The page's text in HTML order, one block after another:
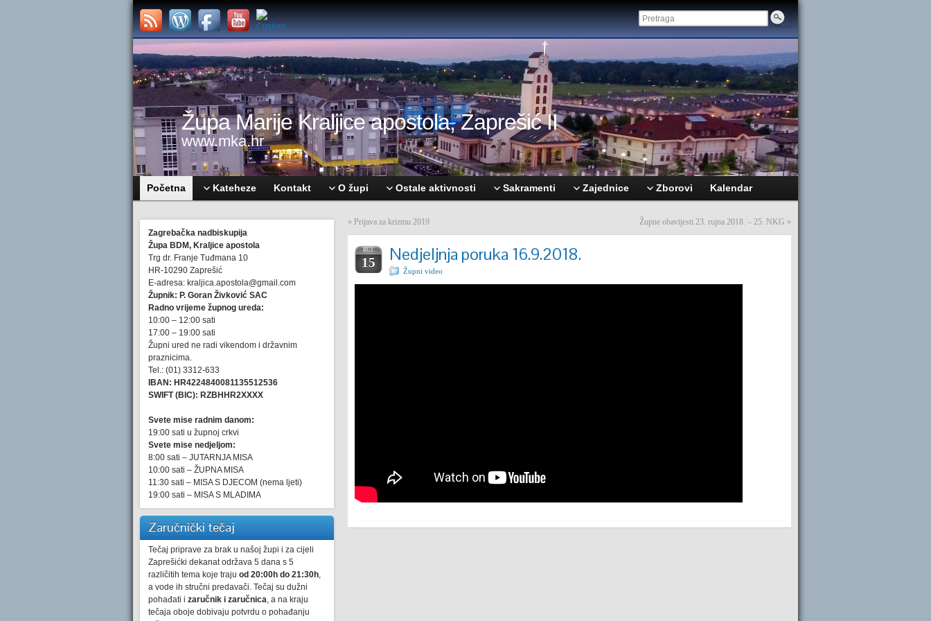
Župa Marije Kraljice apostola, Zaprešić II
www.mka.hr
Početna Kateheze Kontakt O župi Ostale aktivnosti Sakramenti Zajednice Zborovi Kalendar
Zagrebačka nadbiskupija
Župa BDM, Kraljice apostola
Trg dr. Franje Tuđmana 10
HR-10290 Zaprešić
E-adresa: kraljica.apostola@gmail.com
Župnik: P. Goran Živković SAC
Radno vrijeme župnog ureda:
10:00 – 12:00 sati
17:00 – 19:00 sati
Župni ured ne radi vikendom i državnim
praznicima.
Tel.: (01) 3312-633
IBAN: HR4224840081135512536
SWIFT (BIC): RZBHHR2XXXX
Svete mise radnim danom:
19:00 sati u župnoj crkvi
Svete mise nedjeljom:
8:00 sati – JUTARNJA MISA
10:00 sati – ŽUPNA MISA
11:30 sati – MISA S DJECOM (nema ljeti)
19:00 sati – MISA S MLADIMA
Zaručnički tečaj
Tečaj priprave za brak u našoj župi i za cijeli
Zaprešićki dekanat održava 5 dana s 5
različitih tema koje traju od 20:00h do 21:30h,
a vode ih stručni predavači. Tečaj su dužni
pohađati i zaručnik i zaručnica, a na kraju
tečaja oboje dobivaju potvrdu o pohađanju
« Prijava za krizmu 2019 Župne obavijesti 23. rujna 2018. – 25. NKG »
RUJ.
15 Nedjeljnja poruka 16.9.2018.
Župni video